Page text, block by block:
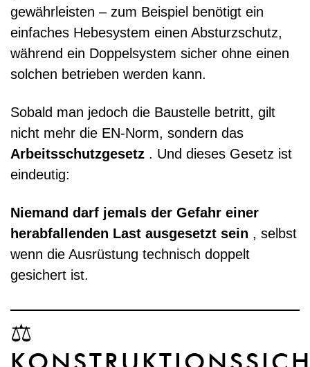
gewährleisten – zum Beispiel benötigt ein
einfaches Hebesystem einen Absturzschutz,
während ein Doppelsystem sicher ohne einen
solchen betrieben werden kann.
Sobald man jedoch die Baustelle betritt, gilt
nicht mehr die EN-Norm, sondern das
Arbeitsschutzgesetz . Und dieses Gesetz ist
eindeutig:
Niemand darf jemals der Gefahr einer
herabfallenden Last ausgesetzt sein , selbst
wenn die Ausrüstung technisch doppelt
gesichert ist.
⚖️